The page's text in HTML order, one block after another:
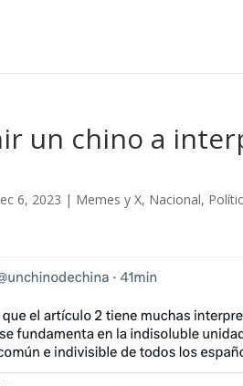
un chino a
6, 2023 | Memes y X, Nacional,